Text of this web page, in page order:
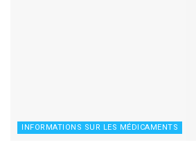
INFORMATIONS SUR LES MÉDICAMENTS